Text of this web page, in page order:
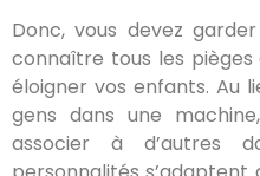
Donc, vous devez
connaître tous les
éloigner vos enfants. Au
gens dans une
associer à d’autres